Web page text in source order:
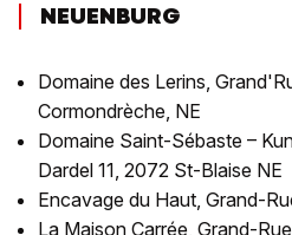
NEUENBURG
Domaine des Lerins,
Cormondrèche, NE
Domaine Saint-Sébaste –
Dardel 11, 2072 St-Blaise NE
Encavage du Haut, Grand-
La Maison Carrée, Grand-